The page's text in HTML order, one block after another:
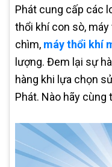
Phát cung cấp các
thổi khí con sò,
chìm, máy thổi khí
lượng. Đem lại sự
hàng khi lựa chọn
Phát. Nào hãy cùng